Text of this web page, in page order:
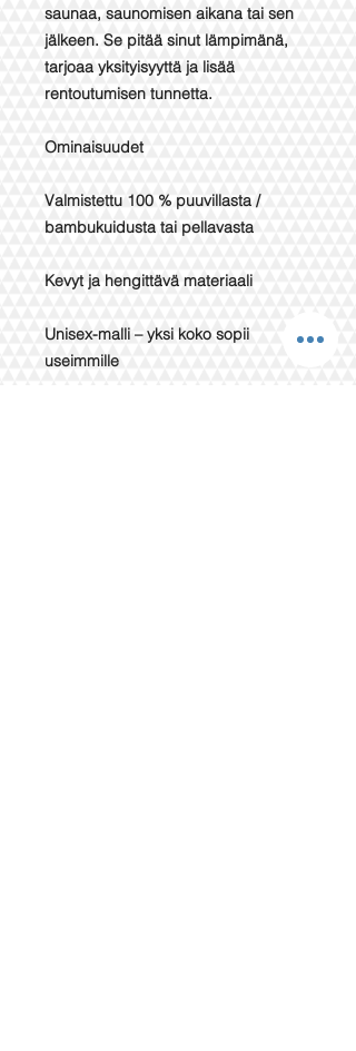
saunaa, saunomisen aikana tai sen
jälkeen. Se pitää sinut lämpimänä,
tarjoaa yksityisyyttä ja lisää
rentoutumisen tunnetta.
Ominaisuudet
Valmistettu 100 % puuvillasta /
bambukuidusta tai pellavasta
Kevyt ja hengittävä materiaali
Unisex-malli – yksi koko sopii
useimmille